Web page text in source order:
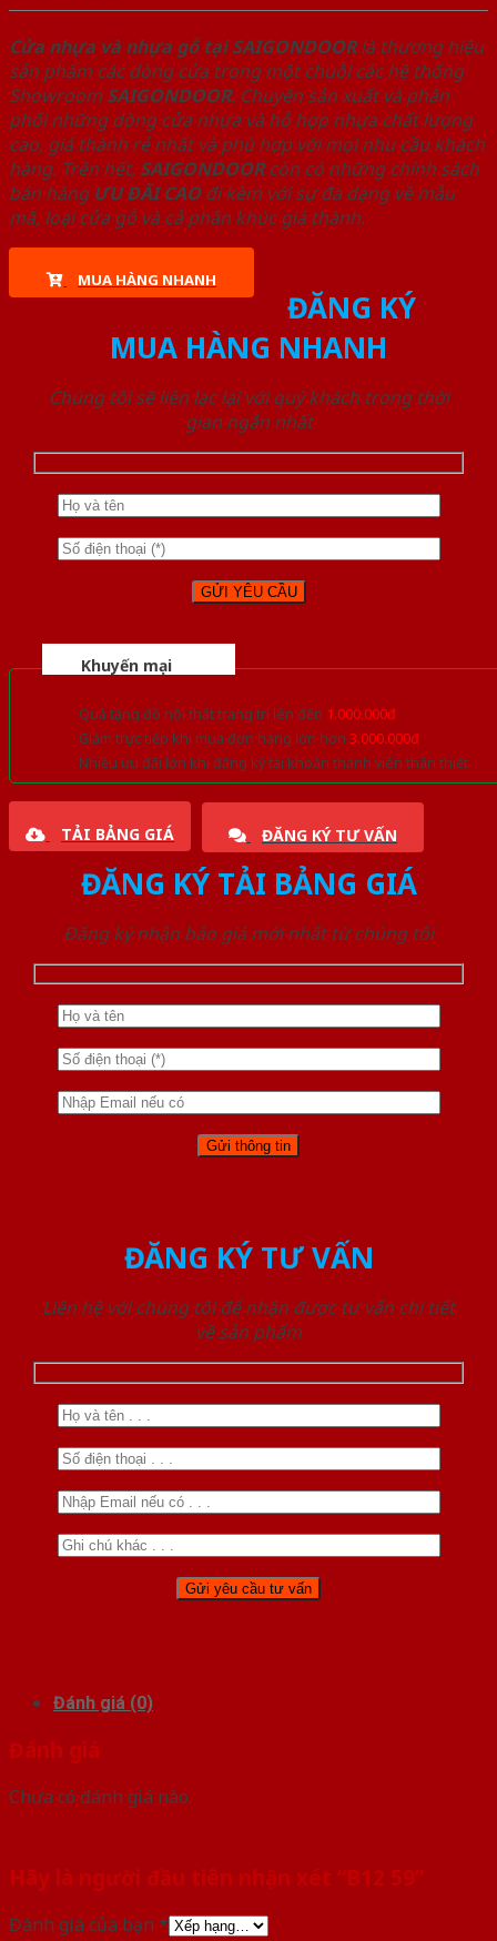
Cửa nhựa và nhựa gỗ tại SAIGONDOORlà thương hiệu
sản phẩm các dòng cửa trong một chuỗi các hệ thống
Showroom SAIGONDOOR. Chuyên sản xuất và phân
phối những dòng cửa nhựa và hỗ hợp nhựa chất lượng
cao, giá thành rẻ nhất và phù hợp với mọi nhu cầu khách
hàng. Trên hết, SAIGONDOORcòn có những chính sách
bán hàng ƯU ĐÃI CAOđi kèm với sự đa dạng về mẫu
mã, loại cửa gỗ và cả phân khúc giá thành.
MUA HÀNG NHANH
ĐĂNG KÝ
MUA HÀNG NHANH
Chúng tôi sẽ liên lạc lại với quý khách trong thời
gian ngắn nhất
Khuyến mại
Quà tặng đồ nội thất trang trí lên đến 1.000.000đ
Giảm trực tiếp khi mua đơn hàng lớn hơn 3.000.000đ
Nhiều ưu đãi lớn khi đăng ký tài khoản thành viên thân thiết
TẢI BẢNG GIÁ ĐĂNG KÝ TƯ VẤN
ĐĂNG KÝ TẢI BẢNG GIÁ
Đăng ký nhận báo giá mới nhất từ chúng tôi
ĐĂNG KÝ TƯ VẤN
Liên hệ với chúng tôi để nhận được tư vấn chi tiết
về sản phẩm
Đánh giá (0)
Đánh giá
Chưa có đánh giá nào.
Hãy là người đầu tiên nhận xét “B12 59”
Đánh giá của bạn *